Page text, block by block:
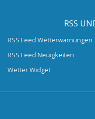
RSS
RSS Feed Wetterwarnungen
RSS Feed Neuigkeiten
Wetter Widget